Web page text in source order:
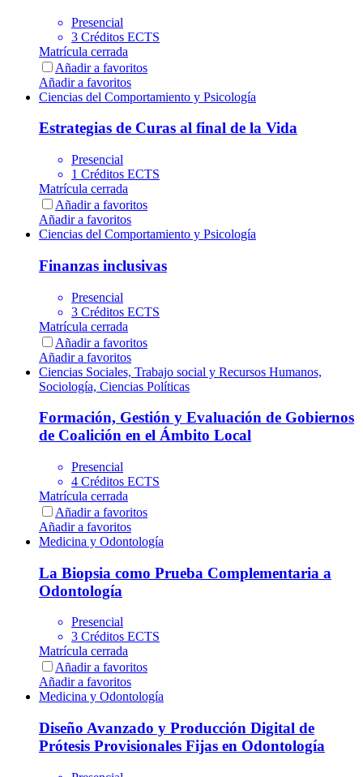
Presencial
3 Créditos ECTS
Matrícula cerrada
Añadir a favoritos
Añadir a favoritos
Ciencias del Comportamiento y Psicología
Estrategias de Curas al final de la Vida
Presencial
1 Créditos ECTS
Matrícula cerrada
Añadir a favoritos
Añadir a favoritos
Ciencias del Comportamiento y Psicología
Finanzas inclusivas
Presencial
3 Créditos ECTS
Matrícula cerrada
Añadir a favoritos
Añadir a favoritos
Ciencias Sociales, Trabajo social y Recursos Humanos,
Sociología, Ciencias Políticas
Formación, Gestión y Evaluación de Gobiernos
de Coalición en el Ámbito Local
Presencial
4 Créditos ECTS
Matrícula cerrada
Añadir a favoritos
Añadir a favoritos
Medicina y Odontología
La Biopsia como Prueba Complementaria a
Odontología
Presencial
3 Créditos ECTS
Matrícula cerrada
Añadir a favoritos
Añadir a favoritos
Medicina y Odontología
Diseño Avanzado y Producción Digital de
Prótesis Provisionales Fijas en Odontología